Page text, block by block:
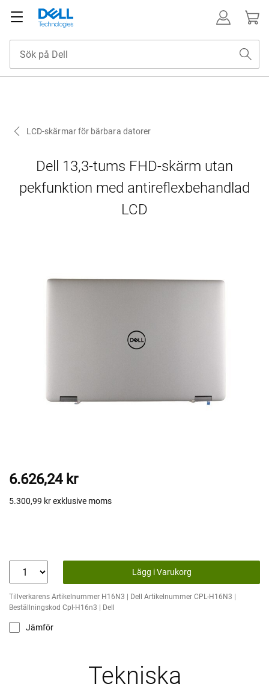
LCD-skärmar för bärbara datorer
Dell 13,3-tums FHD-skärm utan
pekfunktion med antireflexbehandlad
LCD
6.626,24 kr
5.300,99 krexklusive moms
Lägg i Varukorg
Tillverkarens Artikelnummer H16N3 | Dell Artikelnummer CPL-H16N3 |
Beställningskod Cpl-H16n3 | Dell
Jämför
Tekniska